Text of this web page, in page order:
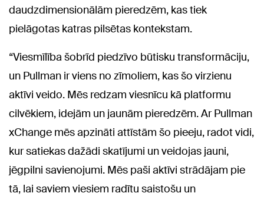
daudzdimensionālām pieredzēm, kas tiek
pielāgotas katras pilsētas kontekstam.
“Viesmīlība šobrīd piedzīvo būtisku transformāciju,
un Pullman ir viens no zīmoliem, kas šo virzienu
aktīvi veido. Mēs redzam viesnīcu kā platformu
cilvēkiem, idejām un jaunām pieredzēm. Ar Pullman
xChange mēs apzināti attīstām šo pieeju, radot vidi,
kur satiekas dažādi skatījumi un veidojas jauni,
jēgpilni savienojumi. Mēs paši aktīvi strādājam pie
tā, lai saviem viesiem radītu saistošu un